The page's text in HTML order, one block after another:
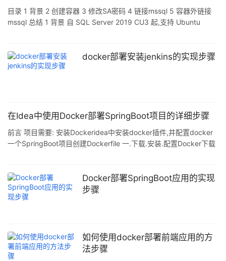
目录 1 背景 2 创建容器 3 修改SA密码 4 链接mssql 5 容器外链接
mssql 总结 1 背景 自 SQL Server 2019 CU3 起,支持 Ubuntu
Welcome to Ubuntu 20.04.3 LTS (GNU/Linux 5.11.0-37-generic
x86_
docker部署安装jenkins的实现步骤
在Idea中使用Docker部署SpringBoot项目的详细步骤
前言 项目需要: 安装Dockeridea中安装docker插件,并配置docker
一个SpringBoot项目创建Dockerfile 一.下载.安装.配置Docker下载
tcp://localhost:2375 without TLS 设置镜像,提高下载镜像的速度
https://xaiqlt1z.mirror.aliyuncs.com 测试
Docker部署SpringBoot应用的实现
步骤
如何使用docker部署前端应用的方
法步骤